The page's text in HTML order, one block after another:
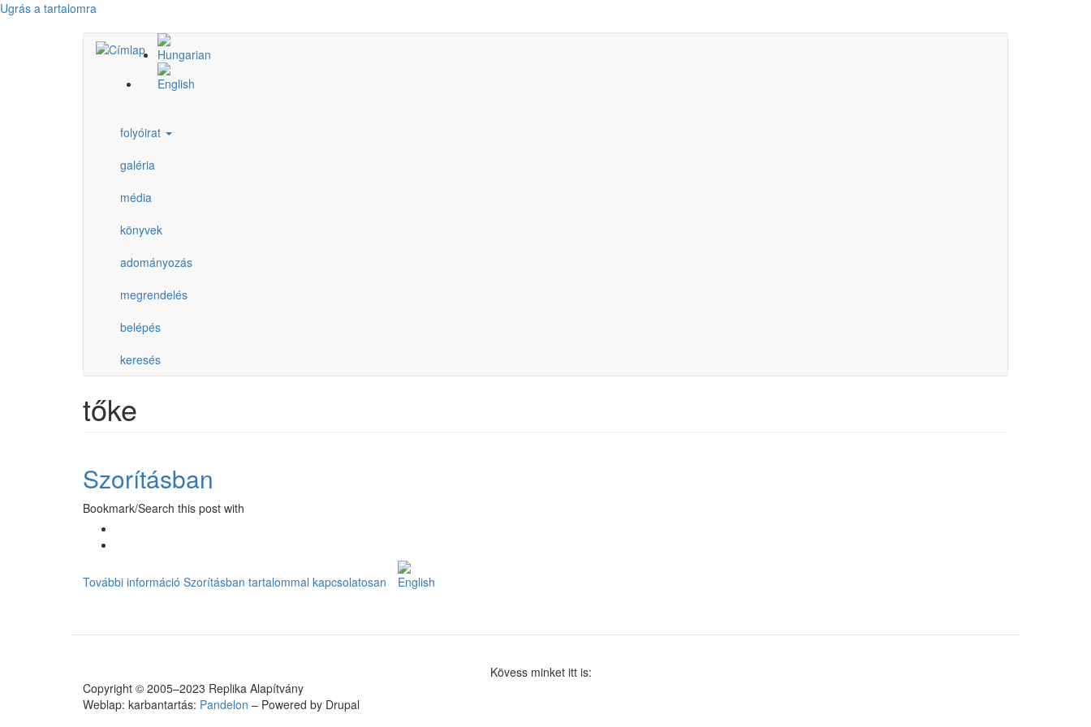
Ugrás a tartalomra
folyóirat
galéria
média
könyvek
adományozás
megrendelés
belépés
keresés
tőke
Szorításban
Bookmark/Search this post with
További információ Szorításban tartalommal kapcsolatosan
Kövess minket itt is:
Copyright © 2005–2023 Replika Alapítvány
Weblap: karbantartás: Pandelon – Powered by Drupal